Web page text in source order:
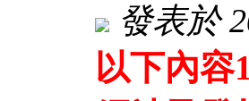
發表於
以下內容